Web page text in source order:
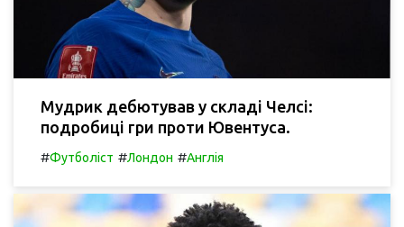
Мудрик дебютував у складі Челсі:
подробиці гри проти Ювентуса.
#Футболіст #Лондон #Англія